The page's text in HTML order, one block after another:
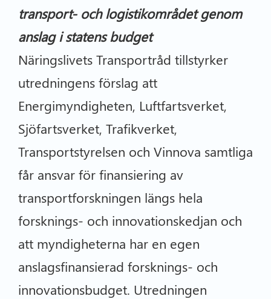
transport- och logistikområdet genom
anslag i statens budget
Näringslivets Transportråd tillstyrker
utredningens förslag att
Energimyndigheten, Luftfartsverket,
Sjöfartsverket, Trafikverket,
Transportstyrelsen och Vinnova samtliga
får ansvar för finansiering av
transportforskningen längs hela
forsknings- och innovationskedjan och
att myndigheterna har en egen
anslagsfinansierad forsknings- och
innovationsbudget. Utredningen